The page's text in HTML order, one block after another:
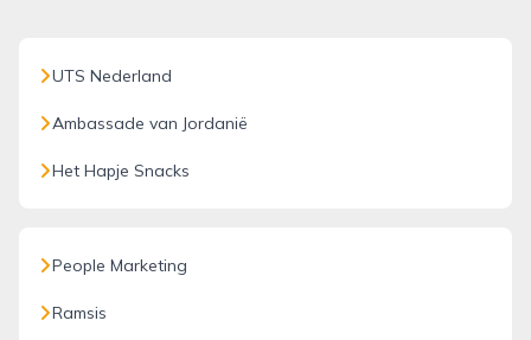
UTS Nederland
Ambassade van Jordanië
Het Hapje Snacks
People Marketing
Ramsis